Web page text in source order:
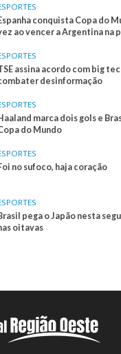
conquista Copa do
ao vencer a Argentina na
assina acordo com big
desinformação
marca dois gols e
do Mundo
no sufoco, haja coração
pega o Japão nesta
oitavas